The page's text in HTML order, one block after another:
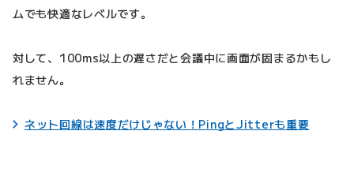
ムでも快適なレベルです。
対して、100ms以上の遅さだと会議中に画面が固まるかもし
れません。
ネット回線は速度だけじゃない！PingとJitterも重要